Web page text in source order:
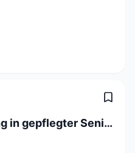
Abteilungsleitung in gepflegter Seniorenresidenz (100%)